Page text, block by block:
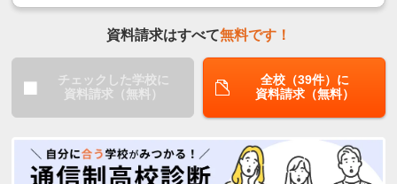
資料請求はすべて無料です！
チェックした学校に
資料請求（無料）
全校（39件）に
資料請求（無料）